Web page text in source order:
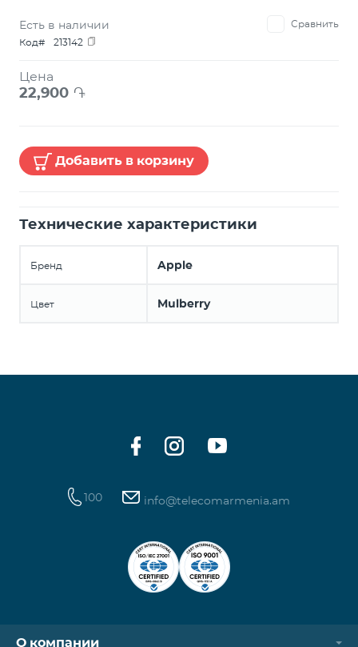
Есть в наличии
Сравнить
Код#
213142
Цена
22,900 ֏
Добавить в корзину
Технические характеристики
Бренд Apple
Цвет Mulberry
100 info@telecomarmenia.am
О компании